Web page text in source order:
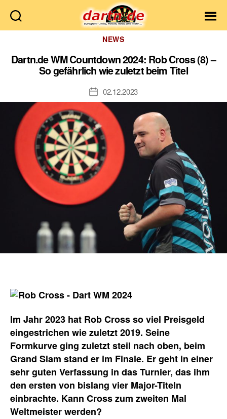
Dartn.de
Kategorien
NEWS
Dartn.de WM Countdown 2024: Rob Cross (8) –
So gefährlich wie zuletzt beim Titel
Veröffentlichungsdatum
02.12.2023
Im Jahr 2023 hat Rob Cross so viel Preisgeld
eingestrichen wie zuletzt 2019. Seine
Formkurve ging zuletzt steil nach oben, beim
Grand Slam stand er im Finale. Er geht in einer
sehr guten Verfassung in das Turnier, das ihm
den ersten von bislang vier Major-Titeln
einbrachte. Kann Cross zum zweiten Mal
Weltmeister werden?